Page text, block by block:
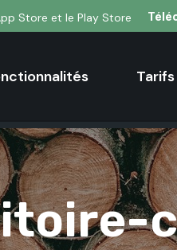
Store et le Play Store
Tarifs